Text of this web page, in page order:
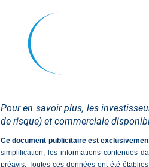
Pour en savoir plus, les
de risque) et commerciale
Ce document publicitaire est
simplification, les informations contenues
préavis. Toutes ces données ont été